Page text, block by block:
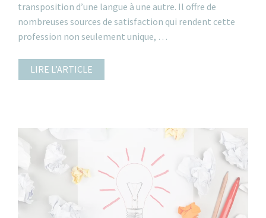
transposition d’une langue à une autre. Il offre de
nombreuses sources de satisfaction qui rendent cette
profession non seulement unique, …
LIRE L’ARTICLE